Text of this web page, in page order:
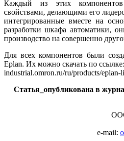
Каждый из этих компонентов
свойствами, делающими его
интегрированные вместе на
разработки шкафа автоматики,
производство на совершенно
Для всех компонентов были
Eplan. Их можно скачать по ссылке:
industrial.omron.ru/ru/products/eplan-
Статья_опубликована в
e-mail: